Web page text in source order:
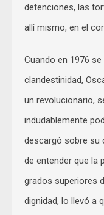
detenciones, las
allí mismo, en el
Cuando en 1976
clandestinidad,
un revolucionario,
indudablemente
descargó sobre su
de entender que la
grados superiores
dignidad, lo llevó a